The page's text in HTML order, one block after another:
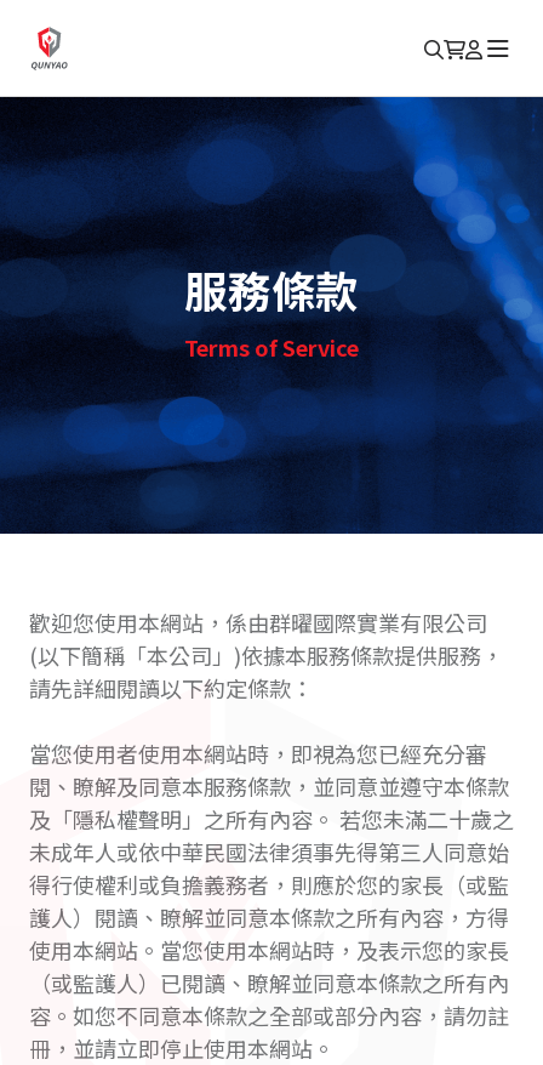
服務條款
Terms of Service
歡迎您使用本網站，係由群曜國際實業有限公司
(以下簡稱「本公司」)依據本服務條款提供服務，
請先詳細閱讀以下約定條款：
當您使用者使用本網站時，即視為您已經充分審
閱、瞭解及同意本服務條款，並同意並遵守本條款
及「隱私權聲明」之所有內容。 若您未滿二十歲之
未成年人或依中華民國法律須事先得第三人同意始
得行使權利或負擔義務者，則應於您的家長（或監
護人）閱讀、瞭解並同意本條款之所有內容，方得
使用本網站。當您使用本網站時，及表示您的家長
（或監護人）已閱讀、瞭解並同意本條款之所有內
容。如您不同意本條款之全部或部分內容，請勿註
冊，並請立即停止使用本網站。